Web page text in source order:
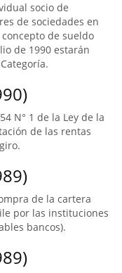
socio de
de sociedades en
de sueldo
de 1990 estarán
N° 1 de la Ley de la
de las rentas
de la cartera
por las instituciones
bancos).